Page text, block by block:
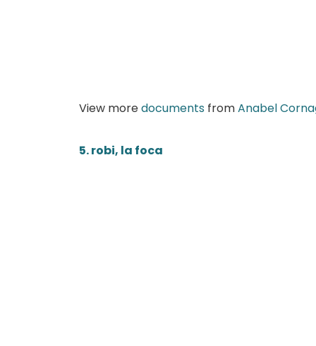
View moredocuments fromAnabel
5. robi, la foca